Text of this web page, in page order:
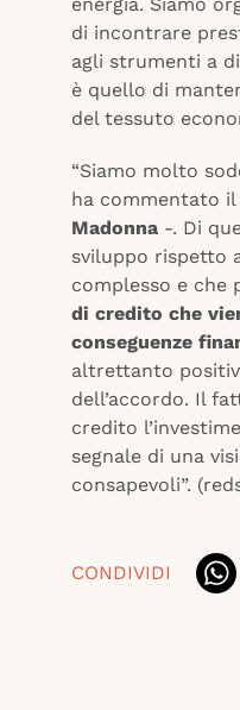
di incontrare
agli strumenti a
è quello di
del tessuto
“Siamo molto
ha commentato il
Madonna -. Di
sviluppo rispetto
complesso e che
di credito che
conseguenze
altrettanto
dell’accordo. Il
credito
segnale di una
consapevoli”.
CONDIVIDI